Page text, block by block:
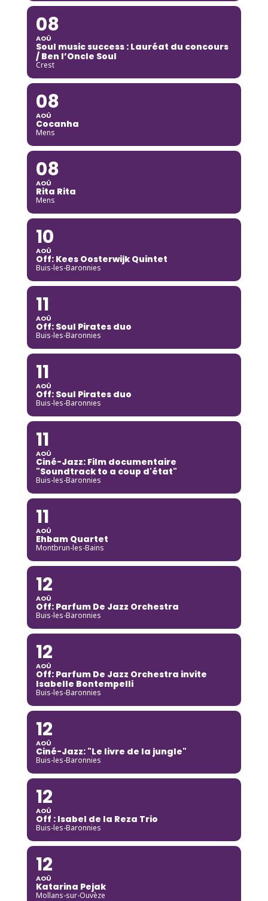
08
AOÛ
Soul music success : Lauréat du concours
/ Ben l’Oncle Soul
Crest
08
AOÛ
Cocanha
Mens
08
AOÛ
Rita Rita
Mens
10
AOÛ
Off: Kees Oosterwijk Quintet
Buis-les-Baronnies
11
AOÛ
Off: Soul Pirates duo
Buis-les-Baronnies
11
AOÛ
Off: Soul Pirates duo
Buis-les-Baronnies
11
AOÛ
Ciné-Jazz: Film documentaire
"Soundtrack to a coup d'état"
Buis-les-Baronnies
11
AOÛ
Ehbam Quartet
Montbrun-les-Bains
12
AOÛ
Off: Parfum De Jazz Orchestra
Buis-les-Baronnies
12
AOÛ
Off: Parfum De Jazz Orchestra invite
Isabelle Bontempelli
Buis-les-Baronnies
12
AOÛ
Ciné-Jazz: "Le livre de la jungle"
Buis-les-Baronnies
12
AOÛ
Off : Isabel de la Reza Trio
Buis-les-Baronnies
12
AOÛ
Katarina Pejak
Mollans-sur-Ouvèze